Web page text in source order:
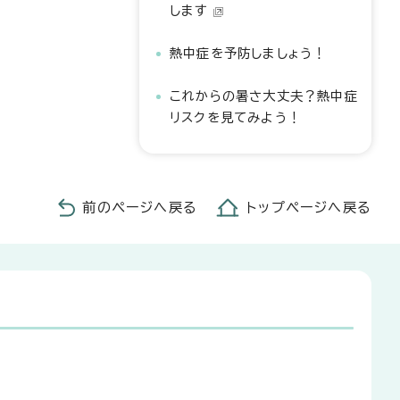
します
熱中症を予防しましょう！
これからの暑さ大丈夫？熱中症
リスクを見てみよう！
前のページへ戻る トップページへ戻る